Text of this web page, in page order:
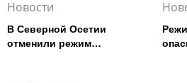
Новости
В Северной Осетии
отменили режим